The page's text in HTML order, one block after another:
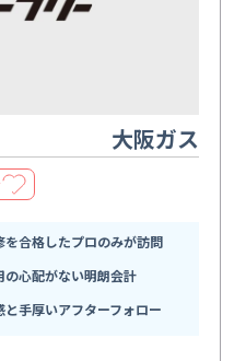
大阪ガス
合格したプロのみが訪問
心配がない明朗会計
手厚いアフターフォロー